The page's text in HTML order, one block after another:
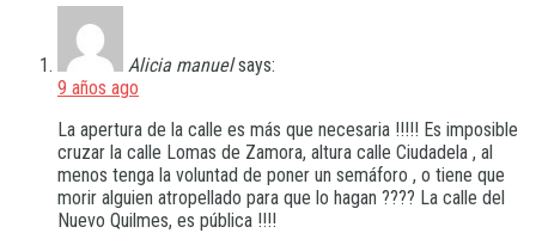
Alicia manuel says:
9 años ago
La apertura de la calle es más que necesaria !!!!! Es imposible
cruzar la calle Lomas de Zamora, altura calle Ciudadela , al
menos tenga la voluntad de poner un semáforo , o tiene que
morir alguien atropellado para que lo hagan ???? La calle del
Nuevo Quilmes, es pública !!!!